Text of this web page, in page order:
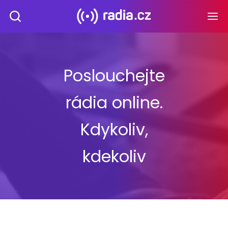
Poslouchejte
rádia online.
Kdykoliv,
kdekoliv